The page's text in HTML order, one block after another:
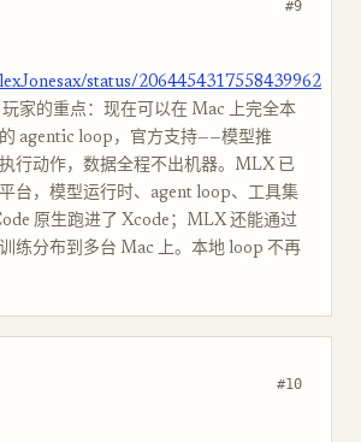
#9
status/2064454317558439962
家的重点：现在可以在 Mac 上完全本
agentic loop，官方支持——模型推
行动作，数据全程不出机器。MLX 已
台，模型运行时、agent loop、工具集
原生跑进了 Xcode；MLX 还能通过
练分布到多台 Mac 上。本地 loop 不再
#10